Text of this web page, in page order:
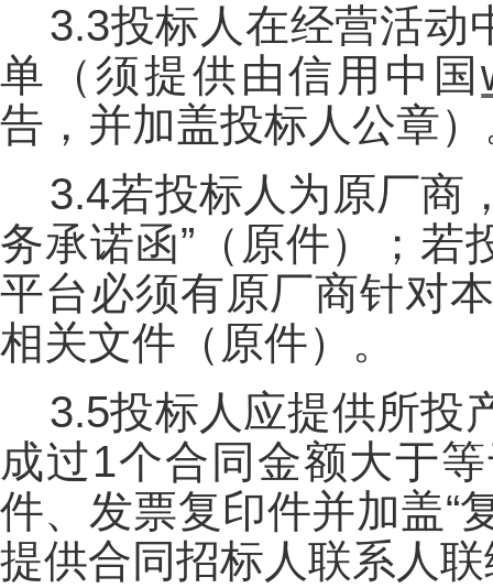
3.3投标人在经营活动
单（须提供由信用中国
告，并加盖投标人公章
3.4若投标人为原厂商
务承诺函”（原件）；若
平台必须有原厂商针对
相关文件（原件）。
3.5投标人应提供所投
成过1个合同金额大于
件、发票复印件并加盖“
提供合同招标人联系人